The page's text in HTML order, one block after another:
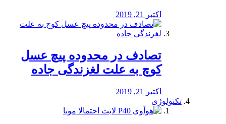
اکتبر 21, 2019
تصادف در محدوده پیچ عسل
کوچ به علت لغزندگی جاده
اکتبر 21, 2019
تکنولوژی